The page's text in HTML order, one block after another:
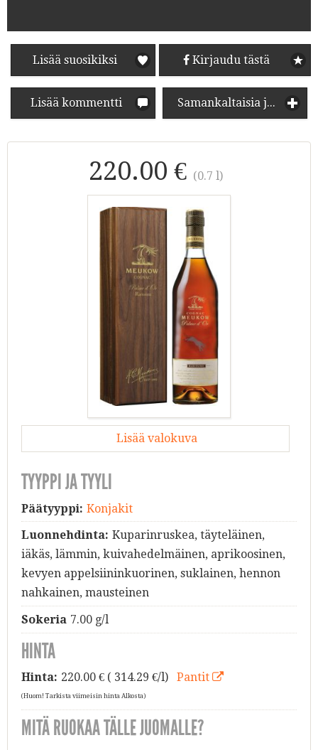
Lisää suosikiksi Kirjaudu tästä
Lisää kommentti Samankaltaisia juomia
220.00 € (0.7 l)
Lisää valokuva
TYYPPI JA TYYLI
Päätyyppi: Konjakit
Luonnehdinta: Kuparinruskea, täyteläinen,
iäkäs, lämmin, kuivahedelmäinen, aprikoosinen,
kevyen appelsiininkuorinen, suklainen, hennon
nahkainen, mausteinen
Sokeria 7.00 g/l
HINTA
Hinta: 220.00€ ( 314.29 €/l) Pantit
(Huom! Tarkista viimeisin hinta Alkosta)
MITÄ RUOKAA TÄLLE JUOMALLE?